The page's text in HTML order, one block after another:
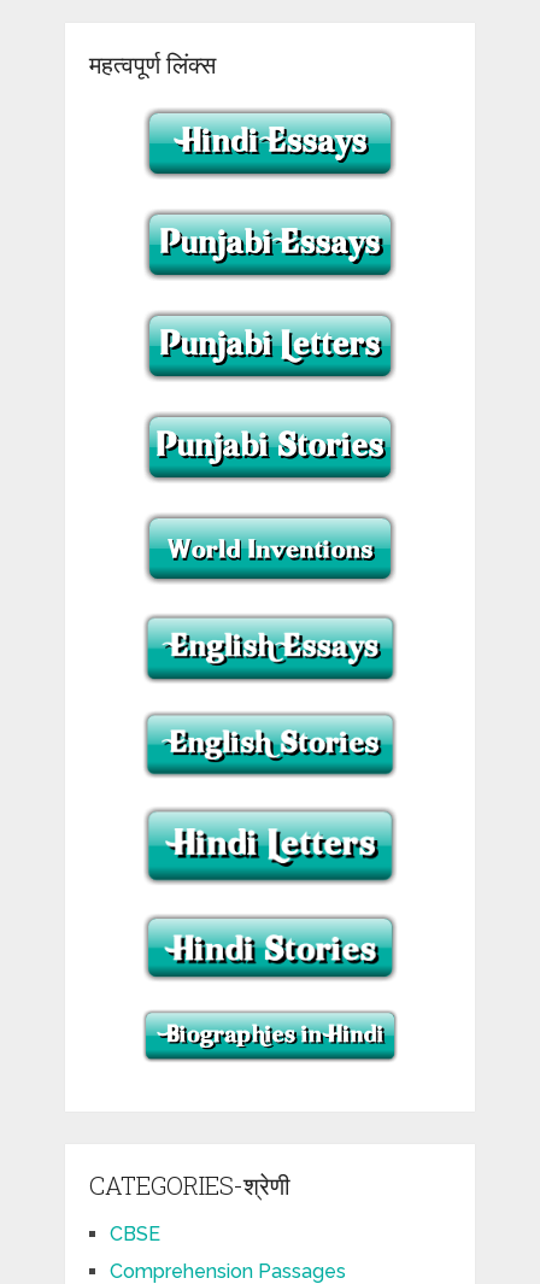
महत्वपूर्ण लिंक्स
CATEGORIES-श्रेणी
CBSE
Comprehension Passages